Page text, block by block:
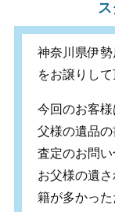
神奈川県伊
をお譲りして
今回のお客
父様の遺品
査定のお問い
お父様の遺
籍が多かっ